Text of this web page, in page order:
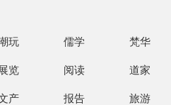
玩 儒学 梵华
展览 阅读 道家
产 报告 旅游